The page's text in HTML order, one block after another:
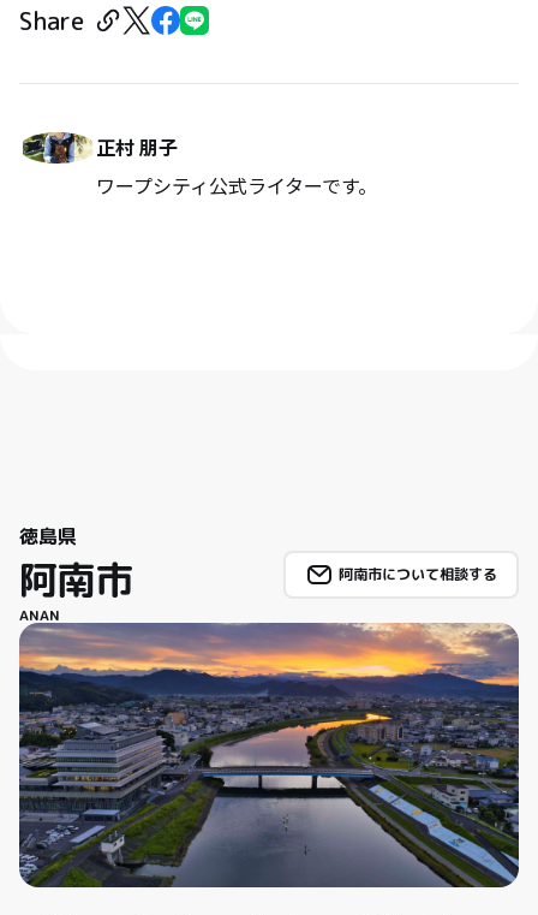
Share
正村 朋子
ワープシティ公式ライターです。
徳島県
阿南市
ANAN
阿南市について相談する